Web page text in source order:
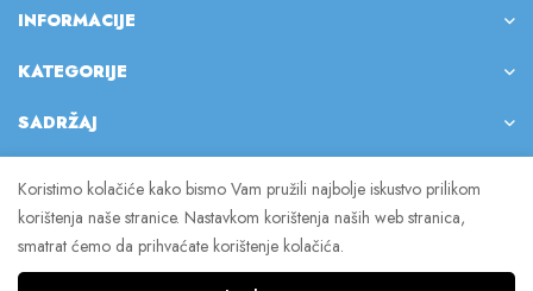
INFORMACIJE
KATEGORIJE
SADRŽAJ
© 2023 Lively Pharm. Sva prava pridržana.
Koristimo kolačiće kako bismo Vam pružili najbolje iskustvo prilikom
korištenja naše stranice. Nastavkom korištenja naših web stranica,
smatrat ćemo da prihvaćate korištenje kolačića.